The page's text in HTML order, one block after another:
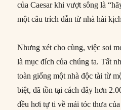
của Caesar khi vượt sông là
một câu trích dẫn từ nhà hài
Nhưng xét cho cùng, việc soi
là mục đích của chúng ta. Tất
toàn giống một nhà độc tài từ
biệt, đã tồn tại cách đây hơn
đều hơi tự ti về mái tóc thưa